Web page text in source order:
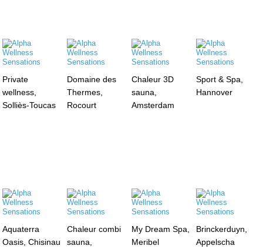
Private
wellness,
Solliès-Toucas
Domaine des
Thermes,
Rocourt
Chaleur 3D
sauna,
Amsterdam
Sport & Spa,
Hannover
Aquaterra
Oasis, Chisinau
Chaleur combi
sauna,
My Dream Spa,
Meribel
Brinckerduyn,
Appelscha